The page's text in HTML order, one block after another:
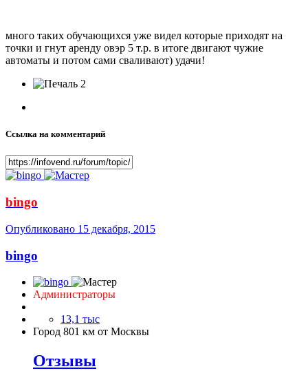
много таких обучающихся уже видел которые приходят на
точки и гнут аренду овэр 5 т.р. в итоге двигают чужие
автоматы и потом сами сваливают) удачи!
2
Ссылка на комментарий
bingo
Опубликовано 15 декабря, 2015
bingo
Администраторы
13,1 тыс
Город 801 км от Москвы
Отзывы